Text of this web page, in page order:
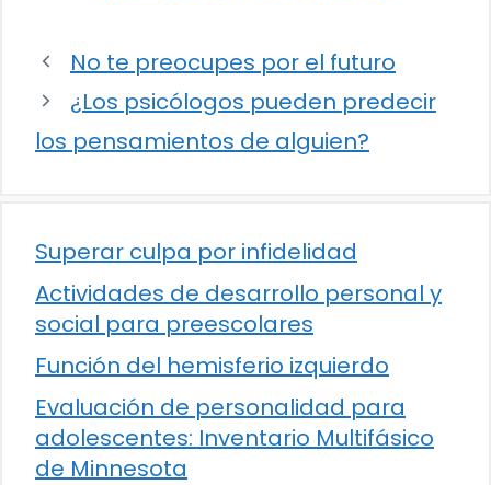
No te preocupes por el futuro
¿Los psicólogos pueden predecir
los pensamientos de alguien?
Superar culpa por infidelidad
Actividades de desarrollo personal y
social para preescolares
Función del hemisferio izquierdo
Evaluación de personalidad para
adolescentes: Inventario Multifásico
de Minnesota